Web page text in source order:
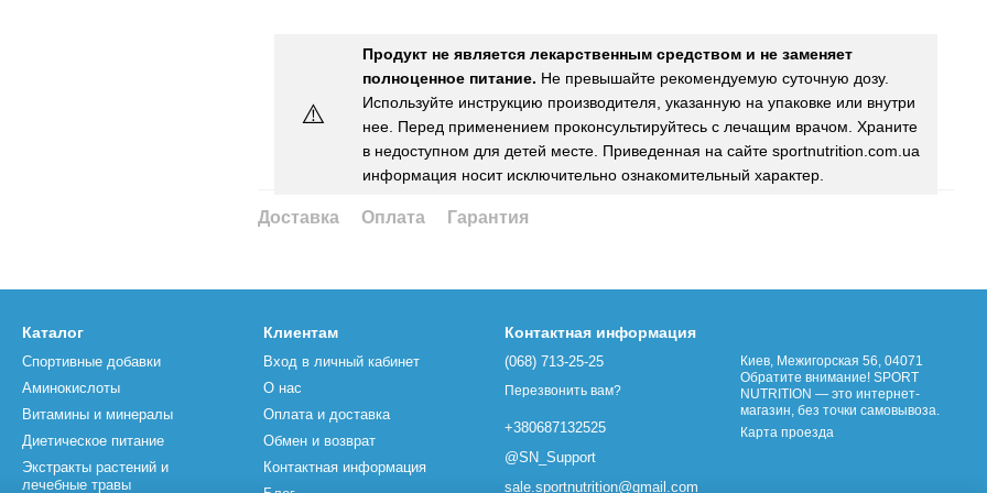
⚠️
Продукт не является лекарственным средством и не заменяет
полноценное питание. Не превышайте рекомендуемую суточную дозу.
Используйте инструкцию производителя, указанную на упаковке или внутри
нее. Перед применением проконсультируйтесь с лечащим врачом. Храните
в недоступном для детей месте. Приведенная на сайте sportnutrition.com.ua
информация носит исключительно ознакомительный характер.
Доставка Оплата Гарантия
Каталог
Спортивные добавки
Аминокислоты
Витамины и минералы
Диетическое питание
Экстракты растений и
лечебные травы
Клиентам
Вход в личный кабинет
О нас
Оплата и доставка
Обмен и возврат
Контактная информация
Контактная информация
(068) 713-25-25
Перезвонить вам?
+380687132525
@SN_Support
sale.sportnutrition@gmail.com
Киев, Межигорская 56, 04071
Обратите внимание! SPORT
NUTRITION — это интернет-
магазин, без точки самовывоза.
Карта проезда